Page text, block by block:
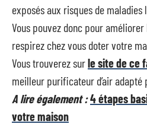
exposés aux risques de maladies
Vous pouvez donc pour
respirez chez vous doter votre
Vous trouverez surle site de ce
meilleur purificateur d’air adapté
A lire également :4 étapes
votre maison